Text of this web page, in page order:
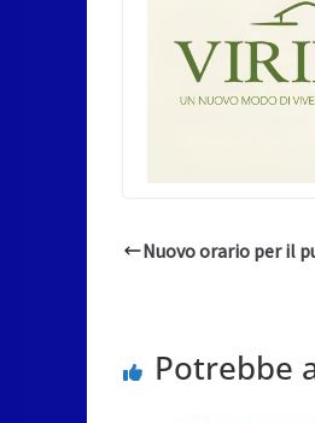
Nuovo orario per il
Potrebbe